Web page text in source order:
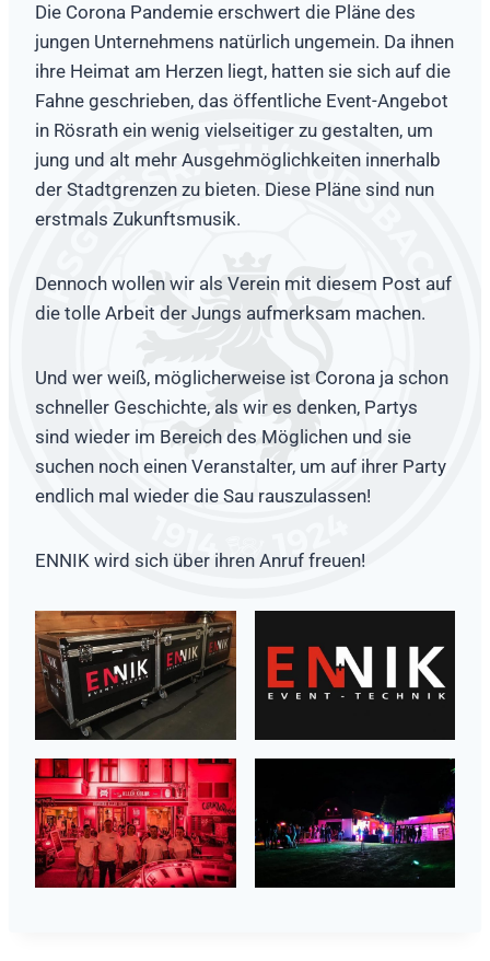
Die Corona Pandemie erschwert die Pläne des
jungen Unternehmens natürlich ungemein. Da ihnen
ihre Heimat am Herzen liegt, hatten sie sich auf die
Fahne geschrieben, das öffentliche Event-Angebot
in Rösrath ein wenig vielseitiger zu gestalten, um
jung und alt mehr Ausgehmöglichkeiten innerhalb
der Stadtgrenzen zu bieten. Diese Pläne sind nun
erstmals Zukunftsmusik.
Dennoch wollen wir als Verein mit diesem Post auf
die tolle Arbeit der Jungs aufmerksam machen.
Und wer weiß, möglicherweise ist Corona ja schon
schneller Geschichte, als wir es denken, Partys
sind wieder im Bereich des Möglichen und sie
suchen noch einen Veranstalter, um auf ihrer Party
endlich mal wieder die Sau rauszulassen!
ENNIK wird sich über ihren Anruf freuen!